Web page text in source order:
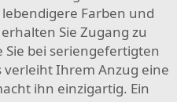
Farben und
Sie Zugang zu
Sie bei seriengefertigten
Ihrem Anzug eine
ihn einzigartig. Ein